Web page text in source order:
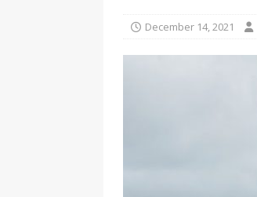
December 14, 2021